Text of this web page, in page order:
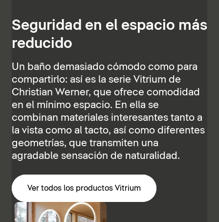
Seguridad en el espacio más
reducido
Un baño demasiado cómodo como para
compartirlo: así es la serie Vitrium de
Christian Werner, que ofrece comodidad
en el mínimo espacio. En ella se
combinan materiales interesantes tanto a
la vista como al tacto, así como diferentes
geometrías, que transmiten una
agradable sensación de naturalidad.
Ver todos los productos Vitrium